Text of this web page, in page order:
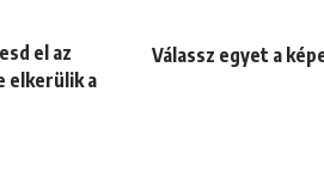
el az
elkerülik a
Válassz egyet a